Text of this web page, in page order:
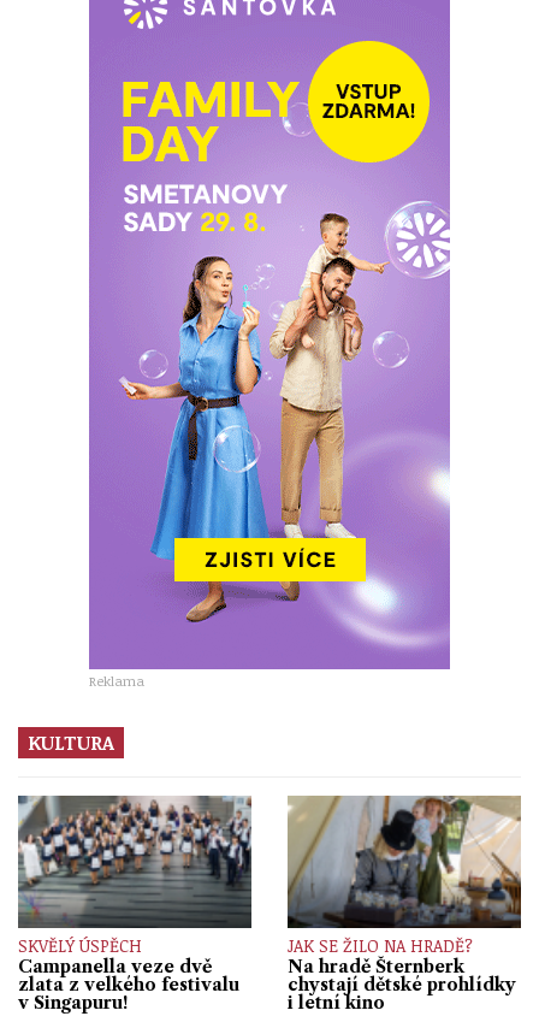
Reklama
KULTURA
SKVĚLÝ ÚSPĚCH
Campanella veze dvě
zlata z velkého festivalu
v Singapuru!
JAK SE ŽILO NA HRADĚ?
Na hradě Šternberk
chystají dětské prohlídky
i letní kino